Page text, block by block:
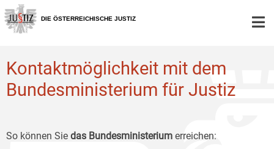
Zur
Hauptnavigation
[1]
Zum
Inhalt
[2]
Zum
Untermenü
[3]
DIE ÖSTERREICHISCHE JUSTIZ
Kontaktmöglichkeit mit dem
Bundesministerium für Justiz
So können Sie das Bundesministerium erreichen: